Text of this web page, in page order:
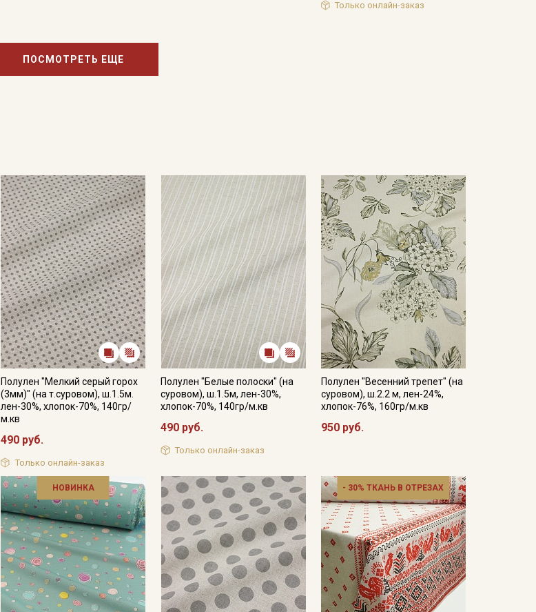
Только онлайн-заказ
ПОСМОТРЕТЬ ЕЩЕ
Полулен "Мелкий серый горох
(3мм)" (на т.суровом), ш.1.5м.
лен-30%, хлопок-70%, 140гр/
м.кв
490 руб.
Только онлайн-заказ
Полулен "Белые полоски" (на
суровом), ш.1.5м, лен-30%,
хлопок-70%, 140гр/м.кв
490 руб.
Только онлайн-заказ
Полулен "Весенний трепет" (на
суровом), ш.2.2 м, лен-24%,
хлопок-76%, 160гр/м.кв
950 руб.
НОВИНКА - 30% ТКАНЬ В ОТРЕЗАХ